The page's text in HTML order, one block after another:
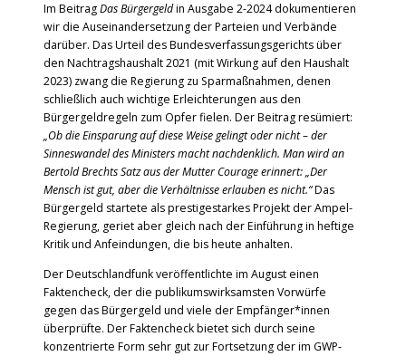
Im BeitragDas Bürgergeldin Ausgabe 2-2024 dokumentieren
wir die Auseinandersetzung der Parteien und Verbände
darüber. Das Urteil des Bundesverfassungsgerichts über
den Nachtragshaushalt 2021 (mit Wirkung auf den Haushalt
2023) zwang die Regierung zu Sparmaßnahmen, denen
schließlich auch wichtige Erleichterungen aus den
Bürgergeldregeln zum Opfer fielen. Der Beitrag resümiert:
„Ob die Einsparung auf diese Weise gelingt oder nicht – der
Sinneswandel des Ministers macht nachdenklich. Man wird an
Bertold Brechts Satz aus der Mutter Courage erinnert: „Der
Mensch ist gut, aber die Verhältnisse erlauben es nicht.“Das
Bürgergeld startete als prestigestarkes Projekt der Ampel-
Regierung, geriet aber gleich nach der Einführung in heftige
Kritik und Anfeindungen, die bis heute anhalten.
Der Deutschlandfunk veröffentlichte im August einen
Faktencheck, der die publikumswirksamsten Vorwürfe
gegen das Bürgergeld und viele der Empfänger*innen
überprüfte. Der Faktencheck bietet sich durch seine
konzentrierte Form sehr gut zur Fortsetzung der im GWP-